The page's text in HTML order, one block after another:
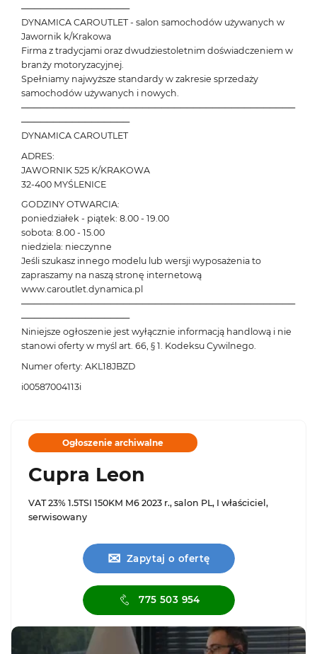
─────────────────
DYNAMICA CAROUTLET - salon samochodów używanych w
Jawornik k/Krakowa
Firma z tradycjami oraz dwudziestoletnim doświadczeniem w
branży motoryzacyjnej.
Spełniamy najwyższe standardy w zakresie sprzedaży
samochodów używanych i nowych.
───────────────────────────────────────────
─────────────────
DYNAMICA CAROUTLET
ADRES:
JAWORNIK 525 K/KRAKOWA
32-400 MYŚLENICE
GODZINY OTWARCIA:
poniedziałek - piątek: 8.00 - 19.00
sobota: 8.00 - 15.00
niedziela: nieczynne
Jeśli szukasz innego modelu lub wersji wyposażenia to
zapraszamy na naszą stronę internetową
www.caroutlet.dynamica.pl
───────────────────────────────────────────
─────────────────
Niniejsze ogłoszenie jest wyłącznie informacją handlową i nie
stanowi oferty w myśl art. 66, § 1. Kodeksu Cywilnego.
Numer oferty: AKL18JBZD
i00587004113i
Ogłoszenie archiwalne
Cupra Leon
VAT 23% 1.5TSI 150KM M6 2023 r., salon PL, I właściciel,
serwisowany
✉ Zapytaj o ofertę
775 503 954